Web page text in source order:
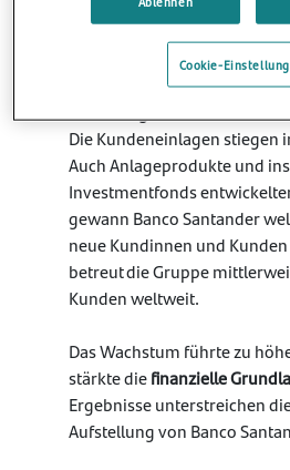
klare und zugängliche Lösungen
Entwicklungen aus dem
Die Kundeneinlagen stiegen
Auch Anlageprodukte und
Investmentfonds
gewann Banco Santander
neue Kundinnen und
betreut die Gruppe
Kunden weltweit.
Das Wachstum führte zu
stärkte diefinanzielle
Ergebnisse unterstreichen
Aufstellung von Banco
Cookie-